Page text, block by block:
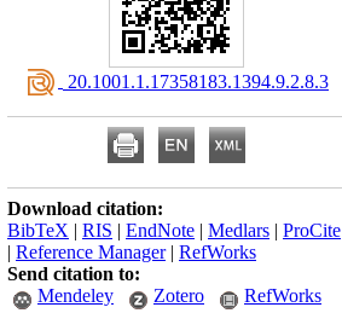
‎ 20.1001.1.17358183.1394.9.2.8.3
Download citation:
BibTeX | RIS | EndNote | Medlars | ProCite
| Reference Manager| RefWorks
Send citation to:
Mendeley
Zotero RefWorks